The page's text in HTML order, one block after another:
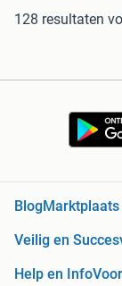
128 resultaten
Blog
Veilig en
Help en Info